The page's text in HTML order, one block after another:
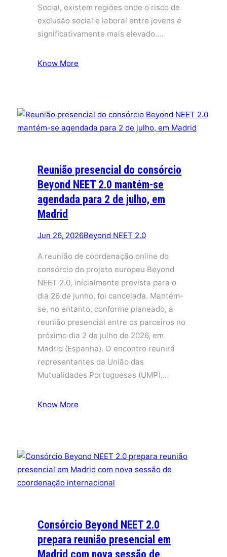
Social, existem regiões onde o risco de
exclusão social e laboral entre jovens é
significativamente mais elevado.…
Know More
Reunião presencial do consórcio
Beyond NEET 2.0 mantém-se
agendada para 2 de julho, em
Madrid
Jun 26, 2026Beyond NEET 2.0
A reunião de coordenação online do
consórcio do projeto europeu Beyond
NEET 2.0, inicialmente prevista para o
dia 26 de junho, foi cancelada. Mantém-
se, no entanto, conforme planeado, a
reunião presencial entre os parceiros no
próximo dia 2 de julho de 2026, em
Madrid (Espanha). O encontro reunirá
representantes da União das
Mutualidades Portuguesas (UMP),…
Know More
Consórcio Beyond NEET 2.0
prepara reunião presencial em
Madrid com nova sessão de